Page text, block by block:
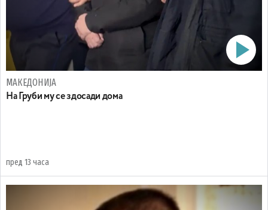
МАКЕДОНИЈА
На Груби му се здосади дома
пред 13 часа